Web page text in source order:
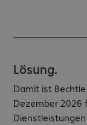
Lösung.
Damit ist
Dezember 2026